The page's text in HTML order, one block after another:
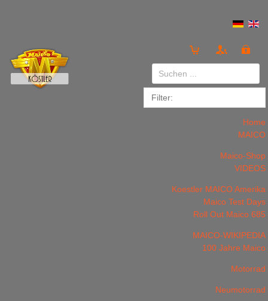
Home
MAICO
Maico-Shop
VIDEOS
Koestler MAICO Amerika
Maico Test Days
Roll Out Maico 685
MAICO-WIKIPEDIA
100 Jahre Maico
Motorrad
Neumotorrad
Anmelden